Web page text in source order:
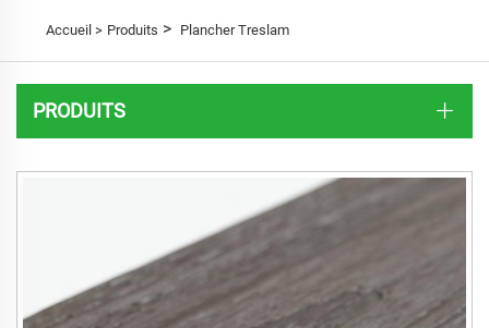
Accueil > Produits > Plancher Treslam
PRODUITS